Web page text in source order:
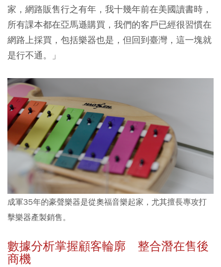
家，網路販售行之有年，我十幾年前在美國讀書時，
所有課本都在亞馬遜購買，我們的客戶已經很習慣在
網路上採買，包括樂器也是，但回到臺灣，這一塊就
是行不通。」
成軍35年的豪聲樂器是從奧福音樂起家，尤其擅長專攻打
擊樂器產製銷售。
數據分析掌握顧客輪廓 整合潛在售後
商機